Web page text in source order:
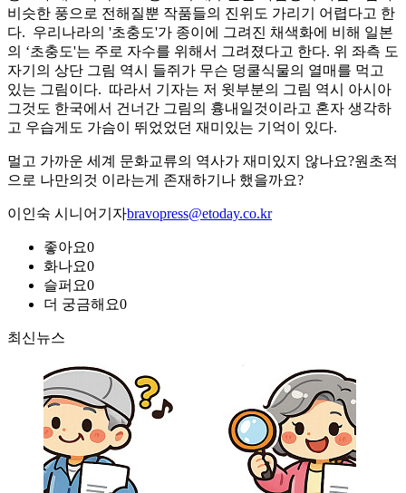
비슷한 풍으로 전해질뿐 작품들의 진위도 가리기 어렵다고 한
다. 우리나라의 '초충도'가 종이에 그려진 채색화에 비해 일본
의 ‘초충도'는 주로 자수를 위해서 그려졌다고 한다. 위 좌측 도
자기의 상단 그림 역시 들쥐가 무슨 덩쿨식물의 열매를 먹고
있는 그림이다. 따라서 기자는 저 윗부분의 그림 역시 아시아
그것도 한국에서 건너간 그림의 흉내일것이라고 혼자 생각하
고 우습게도 가슴이 뛰었었던 재미있는 기억이 있다.
멀고 가까운 세계 문화교류의 역사가 재미있지 않나요?원초적
으로 나만의것 이라는게 존재하기나 했을까요?
이인숙 시니어기자bravopress@etoday.co.kr
좋아요0
화나요0
슬퍼요0
더 궁금해요0
최신뉴스